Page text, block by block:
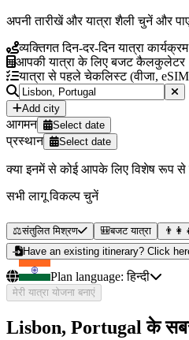
अपनी तारीखें और यात्रा शैली चुनें और
व्यक्तिगत दिन-दर-दिन यात्रा कार्यक्रम
आपकी यात्रा के लिए बजट कैलकुलेटर
यात्रा से पहले चेकलिस्ट (वीजा,
Add city
आगमन Select date
प्रस्थान Select date
क्या इनमें से कोई आपके लिए विशेष रूप से
सभी लागू विकल्प चुनें
⚖️संतुलित मिश्रण 🎒बजट यात्रा
Have an existing itinerary? Click
Plan language: हिन्दी
मेरी यात्रा योजना बनाएं
Lisbon, Portugal के